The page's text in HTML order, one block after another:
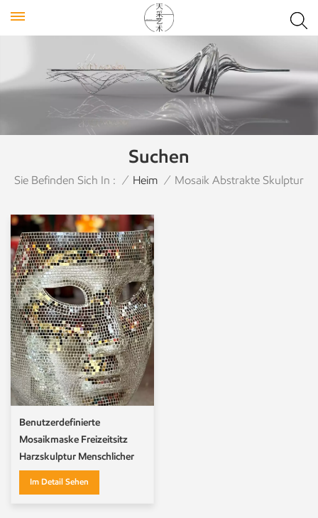
Suchen
Sie Befinden Sich In : / Heim / Mosaik Abstrakte Skulptur
Benutzerdefinierte
Mosaikmaske Freizeitsitz
Harzskulptur Menschlicher
Körper Abstrakte Skulptur
Im Detail Sehen